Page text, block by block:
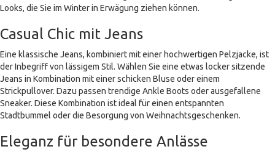
Looks, die Sie im Winter in Erwägung ziehen können.
Casual Chic mit Jeans
Eine klassische Jeans, kombiniert mit einer hochwertigen Pelzjacke, ist
der Inbegriff von lässigem Stil. Wählen Sie eine etwas locker sitzende
Jeans in Kombination mit einer schicken Bluse oder einem
Strickpullover. Dazu passen trendige Ankle Boots oder ausgefallene
Sneaker. Diese Kombination ist ideal für einen entspannten
Stadtbummel oder die Besorgung von Weihnachtsgeschenken.
Eleganz für besondere Anlässe